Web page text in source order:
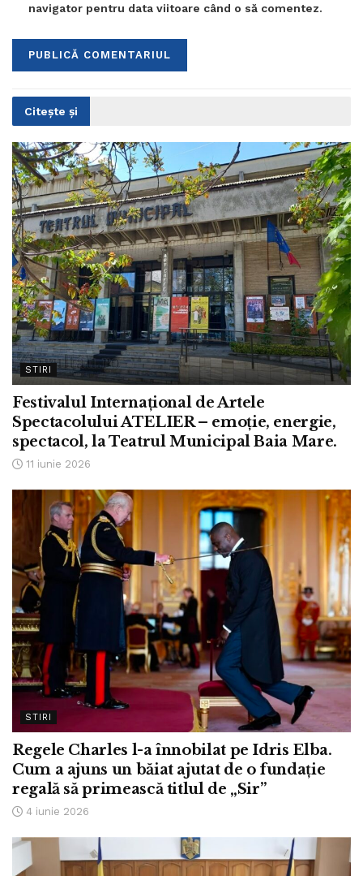
navigator pentru data viitoare când o să comentez.
Citește și
STIRI
Festivalul Internațional de Artele
Spectacolului ATELIER – emoție, energie,
spectacol, la Teatrul Municipal Baia Mare.
11 iunie 2026
STIRI
Regele Charles l-a înnobilat pe Idris Elba.
Cum a ajuns un băiat ajutat de o fundație
regală să primească titlul de „Sir”
4 iunie 2026